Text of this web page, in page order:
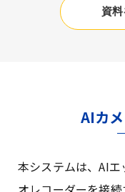
資
AIカ
本システムは、AI